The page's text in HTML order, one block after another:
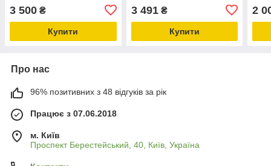
ThermTech (THM-3)
3 500 ₴
Купити
3 491₴
Купити
2
Про нас
96% позитивних з 48 відгуків за рік
Працює з 07.06.2018
м. Київ
Проспект Берестейський, 40, Київ, Україна